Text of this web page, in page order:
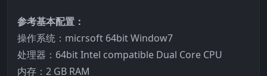
参考基本配置：
操作系统：micrsoft 64bit Window7
处理器：64bit Intel compatible Dual Core CPU
内存：2 GB RAM